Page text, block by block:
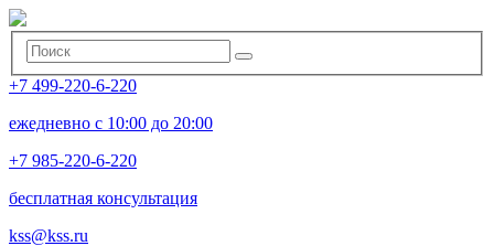
+7 499-220-6-220
ежедневно с 10:00 до 20:00
+7 985-220-6-220
бесплатная консультация
kss@kss.ru